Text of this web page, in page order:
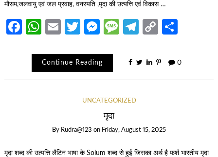
मौसम,जलवायु एवं जल प्रवाह, वनस्पति ,मृदा की उत्पत्ति एवं विकास …
Facebook
WhatsApp
EmailTwitter
Messenger
Message
Telegram
Copy
Continue Reading 0
UNCATEGORIZED
मृदा
By Rudra@123 on Friday, August 15, 2025
मृदा शब्द की उत्पत्ति लैटिन भाषा के Solum शब्द से हुई जिसका अर्थ है फर्श भारतीय मृदा